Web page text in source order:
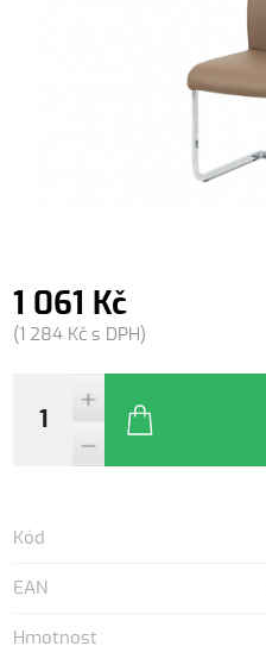
1 061 Kč
(1 284 Kč s DPH)
Kód
EAN
Hmotnost